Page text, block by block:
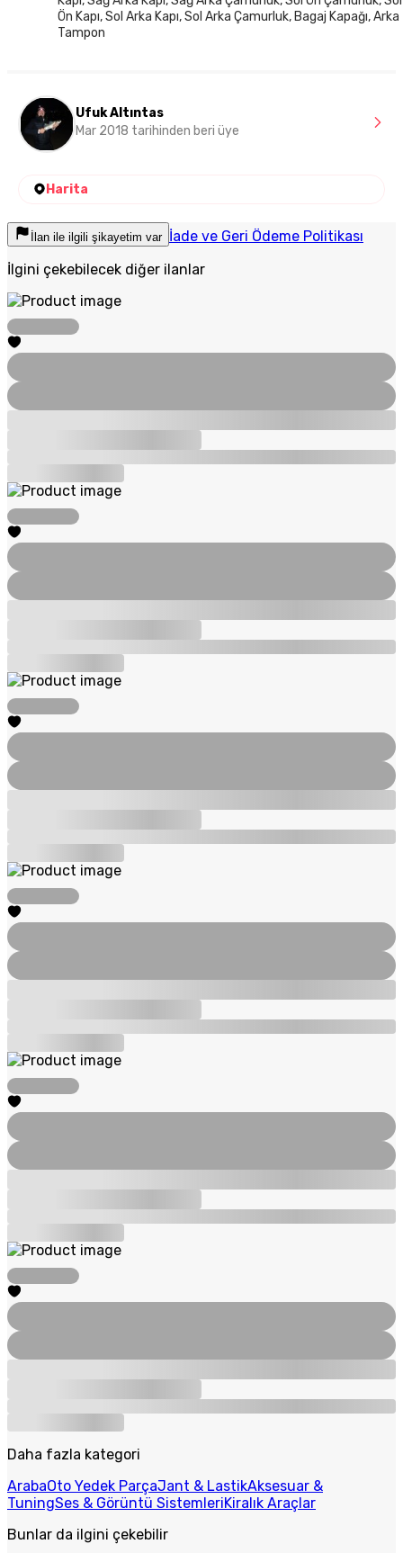
Ön Kapı, Sol Arka Kapı, Sol Arka Çamurluk, Bagaj Kapağı, Arka
Tampon
Ufuk Altıntas
Mar 2018 tarihinden beri üye
Harita
İlan ile ilgili şikayetim var İade ve Geri Ödeme Politikası
İlgini çekebilecek diğer ilanlar
Daha fazla kategori
ArabaOto Yedek ParçaJant & LastikAksesuar &
TuningSes & Görüntü SistemleriKiralık Araçlar
Bunlar da ilgini çekebilir